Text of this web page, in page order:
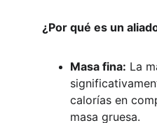
¿Por qué es un
Masa fina: La
calorías en
masa gruesa.